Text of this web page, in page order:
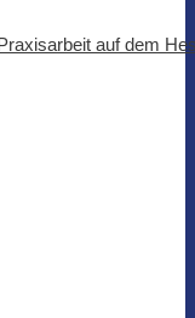
auf dem